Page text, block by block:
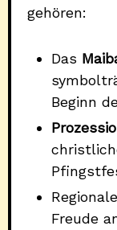
gehören:
Das
Beginn
Regionale
Freude